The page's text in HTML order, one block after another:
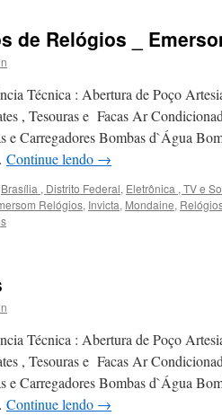
de Relógios _
Técnica : Abertura de Poço
, Tesouras e Facas Ar
e Carregadores Bombas d`Água
Continue lendo →
Brasília , Distrito Federal, Eletrônica , TV e
Relógios, Invicta, Mondaine,
Técnica : Abertura de Poço
, Tesouras e Facas Ar
e Carregadores Bombas d`Água
Continue lendo →